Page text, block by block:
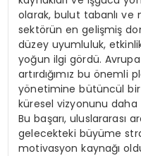
olarak, bulut tabanlı
sektörün en gelişmiş
düzey uyumluluk,
yoğun ilgi gördü.
artırdığımız bu önemli
yönetimine bütüncül bir
küresel vizyonunu
Bu başarı, uluslararası
gelecekteki büyüme
motivasyon kaynağı